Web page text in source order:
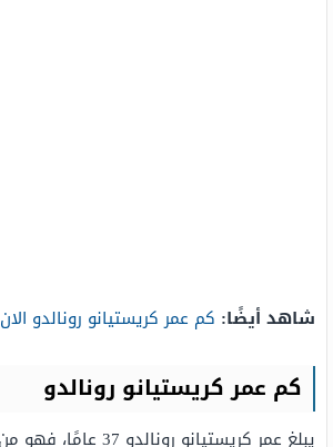
شاهد أيضًا: كم عمر كريستيانو رونالدو الان 2022
كم عمر كريستيانو رونالدو